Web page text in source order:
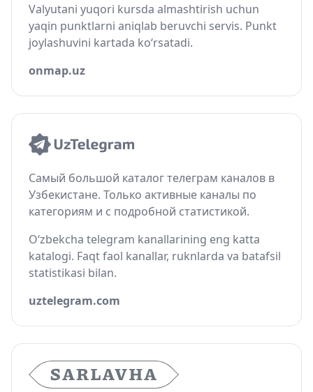
Valyutani yuqori kursda almashtirish uchun
yaqin punktlarni aniqlab beruvchi servis. Punkt
joylashuvini kartada ko‘rsatadi.
onmap.uz
Самый большой каталог телеграм каналов в
Узбекистане. Только активные каналы по
категориям и с подробной статистикой.
O‘zbekcha telegram kanallarining eng katta
katalogi. Faqt faol kanallar, ruknlarda va batafsil
statistikasi bilan.
uztelegram.com